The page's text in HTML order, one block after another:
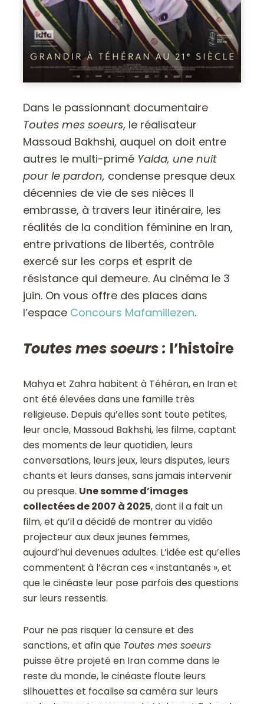
Dans le passionnant documentaire
Toutes mes soeurs, le réalisateur
Massoud Bakhshi, auquel on doit entre
autres le multi-primé Yalda, une nuit
pour le pardon, condense presque deux
décennies de vie de ses nièces Il
embrasse, à travers leur itinéraire, les
réalités de la condition féminine en Iran,
entre privations de libertés, contrôle
exercé sur les corps et esprit de
résistance qui demeure. Au cinéma le 3
juin. On vous offre des places dans
l’espace Concours Mafamillezen.
Toutes mes soeurs : l’histoire
Mahya et Zahra habitent à Téhéran, en Iran et
ont été élevées dans une famille très
religieuse. Depuis qu’elles sont toute petites,
leur oncle, Massoud Bakhshi, les filme, captant
des moments de leur quotidien, leurs
conversations, leurs jeux, leurs disputes, leurs
chants et leurs danses, sans jamais intervenir
ou presque. Une somme d’images
collectées de 2007 à 2025, dont il a fait un
film, et qu’il a décidé de montrer au vidéo
projecteur aux deux jeunes femmes,
aujourd’hui devenues adultes. L’idée est qu’elles
commentent à l’écran ces « instantanés », et
que le cinéaste leur pose parfois des questions
sur leurs ressentis.
Pour ne pas risquer la censure et des
sanctions, et afin que Toutes mes soeurs
puisse être projeté en Iran comme dans le
reste du monde, le cinéaste floute leurs
silhouettes et focalise sa caméra sur leurs